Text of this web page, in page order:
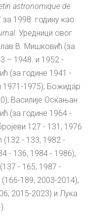
astronomique de
за 1998. годину као
. Уредници овог
В. Мишковић (за
– 1948. и 1952 -
(за године 1941 -
1971-1975); Божидар
Василије Оскањан
(за године 1964 -
127 - 131, 1976
(132 - 133, 1982 -
- 136, 1984 - 1986),
- 165, 1987 -
189, 2003-2014),
2015-2023) и Лука